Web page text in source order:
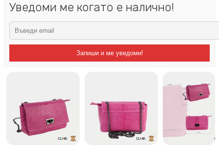
Уведоми ме когато е налично!
Запиши и ме уведоми!